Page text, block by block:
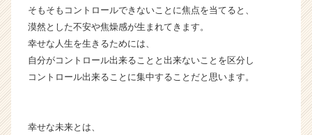
そもそもコントロールできないことに焦点を当てると、
漠然とした不安や焦燥感が生まれてきます。
幸せな人生を生きるためには、
自分がコントロール出来ることと出来ないことを区分し
コントロール出来ることに集中することだと思います。
幸せな未来とは、